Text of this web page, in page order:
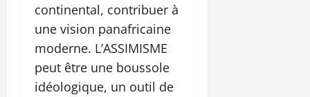
continental, contribuer à
une vision panafricaine
moderne. L’ASSIMISME
peut être une boussole
idéologique, un outil de